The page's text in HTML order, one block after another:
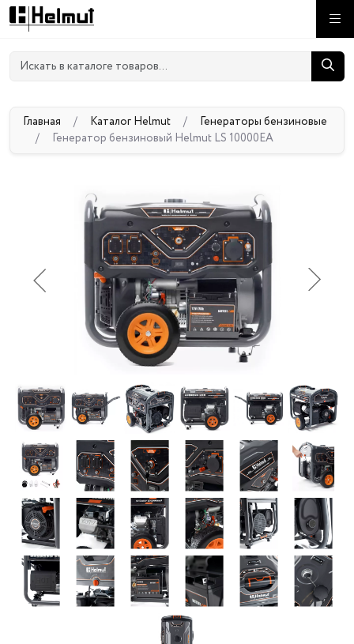
Главная / Каталог Helmut /
Генераторы бензиновые
/
Генератор бензиновый Helmut LS 10000EA